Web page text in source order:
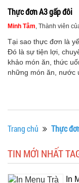
Thực đơn A3 gấp đôi
Minh Tâm, Thành viên
Tại sao thực đơn là
Đó là sự tiện lợi,
khảo món ăn, thức
những món ăn, nước
Trang chủ Thực
TIN MỚI NHẤT
In